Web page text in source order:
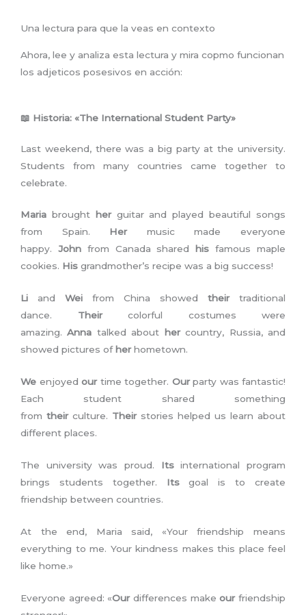
Una lectura para que la veas en contexto
Ahora, lee y analiza esta lectura y mira copmo funcionan
los adjeticos posesivos en acción:
📖 Historia: «The International Student Party»
Last weekend, there was a big party at the university.
Students from many countries came together to
celebrate.
Maria brought herguitar and played beautiful songs
from Spain. Hermusic made everyone
happy. Johnfrom Canada shared his famous maple
cookies. His grandmother’s recipe was a big success!
Li and Wei from China showed theirtraditional
dance. Theircolorful costumes were
amazing.Anna talked about hercountry, Russia, and
showed pictures of herhometown.
We enjoyed ourtime together. Ourparty was fantastic!
Each student shared something
from theirculture. Theirstories helped us learn about
different places.
The university was proud. Itsinternational program
brings students together. Itsgoal is to create
friendship between countries.
At the end, Maria said, «Your friendship means
everything to me. Your kindness makes this place feel
like home.»
Everyone agreed: «Ourdifferences makeourfriendship